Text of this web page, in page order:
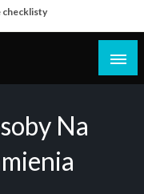
checklisty
Na